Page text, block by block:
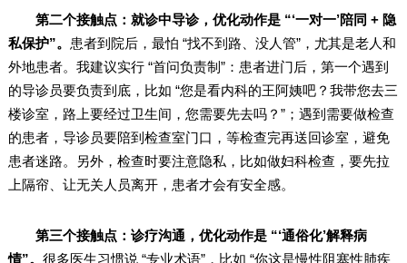
第二个接触点：就诊中导诊，优化动作是 “‘一对一’陪同 + 隐
私保护”。 患者到院后，最怕 “找不到路、没人管”，尤其是老人和
外地患者。我建议实行 “首问负责制”：患者进门后，第一个遇到
的导诊员要负责到底，比如 “您是看内科的王阿姨吧？我带您去三
楼诊室，路上要经过卫生间，您需要先去吗？”；遇到需要做检查
的患者，导诊员要陪到检查室门口，等检查完再送回诊室，避免
患者迷路。另外，检查时要注意隐私，比如做妇科检查，要先拉
上隔帘、让无关人员离开，患者才会有安全感。
第三个接触点：诊疗沟通，优化动作是 “‘通俗化’解释病
情”。 很多医生习惯说 “专业术语”，比如 “你这是慢性阻塞性肺疾